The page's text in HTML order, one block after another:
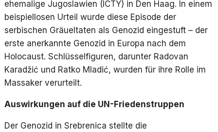
ehemalige Jugoslawien (ICTY) in Den Haag. In einem
beispiellosen Urteil wurde diese Episode der
serbischen Gräueltaten als Genozid eingestuft – der
erste anerkannte Genozid in Europa nach dem
Holocaust. Schlüsselfiguren, darunter Radovan
Karadžić und Ratko Mladić, wurden für ihre Rolle im
Massaker verurteilt.
Auswirkungen auf die UN-Friedenstruppen
Der Genozid in Srebrenica stellte die